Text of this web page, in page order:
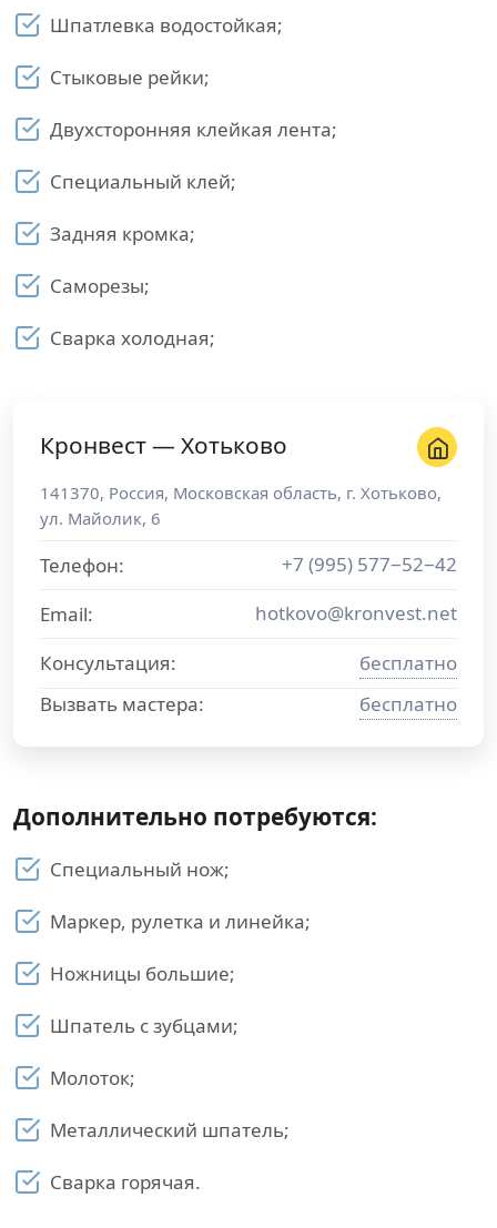
Шпатлевка водостойкая;
Стыковые рейки;
Двухсторонняя клейкая лента;
Специальный клей;
Задняя кромка;
Саморезы;
Сварка холодная;
Кронвест — Хотьково
141370, Россия, Московская область, г. Хотьково,
ул. Майолик, 6
Телефон:
+7 (995) 577−52−42
Email:
hotkovo@kronvest.net
Консультация:
бесплатно
Вызвать мастера:
бесплатно
Дополнительно потребуются:
Специальный нож;
Маркер, рулетка и линейка;
Ножницы большие;
Шпатель с зубцами;
Молоток;
Металлический шпатель;
Сварка горячая.